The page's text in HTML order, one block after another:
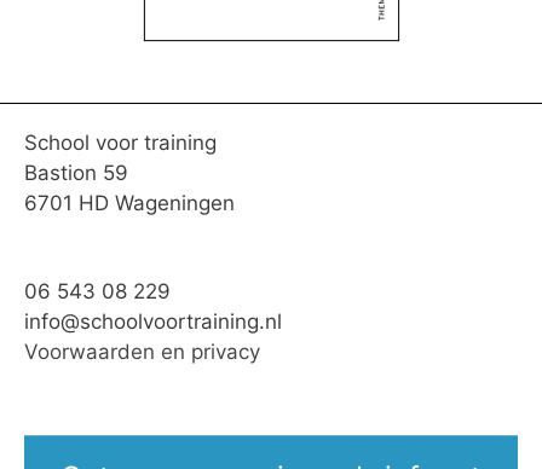
School voor training
Bastion 59
6701 HD Wageningen
06 543 08 229
info@schoolvoortraining.nl
Voorwaarden en privacy